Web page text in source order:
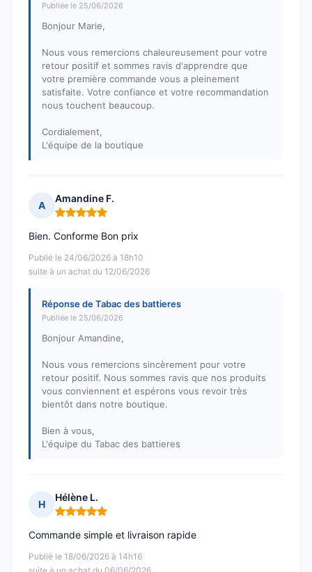
Publiée le 25/06/2026
Bonjour Marie,
Nous vous remercions chaleureusement pour votre
retour positif et sommes ravis d'apprendre que
votre première commande vous a pleinement
satisfaite. Votre confiance et votre recommandation
nous touchent beaucoup.
Cordialement,
L'équipe de la boutique
A
Amandine F.
Note : 5 sur 5
Publié le 24/06/2026 à 18h10
suite à un achat du 12/06/2026
Bien. Conforme Bon prix
Réponse de Tabac des battieres
Publiée le 25/06/2026
Bonjour Amandine,
Nous vous remercions sincèrement pour votre
retour positif. Nous sommes ravis que nos produits
vous conviennent et espérons vous revoir très
bientôt dans notre boutique.
Bien à vous,
L'équipe du Tabac des battieres
H
Hélène L.
Note : 5 sur 5
Publié le 18/06/2026 à 14h16
Commande simple et livraison rapide